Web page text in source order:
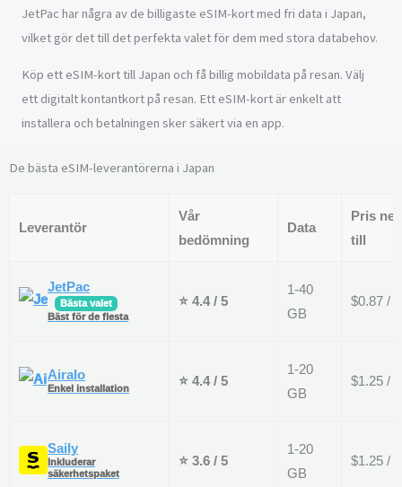
JetPac har några av de billigaste eSIM-kort med fri data i Japan,
vilket gör det till det perfekta valet för dem med stora databehov.
Köp ett eSIM-kort till Japan och få billig mobildata på resan. Välj
ett digitalt kontantkort på resan. Ett eSIM-kort är enkelt att
installera och betalningen sker säkert via en app.
De bästa eSIM-leverantörerna i Japan
Leverantör
Vår
bedömning
Data
Pris ner
till
JetPac
Bästa valet
Bäst för de flesta
⭐ 4.4 / 5
1-40
GB
$0.87 /
Airalo
Enkel installation
⭐ 4.4 / 5
1-20
GB
$1.25 /
Saily
Inkluderar
säkerhetspaket
⭐ 3.6 / 5
1-20
GB
$1.25 /